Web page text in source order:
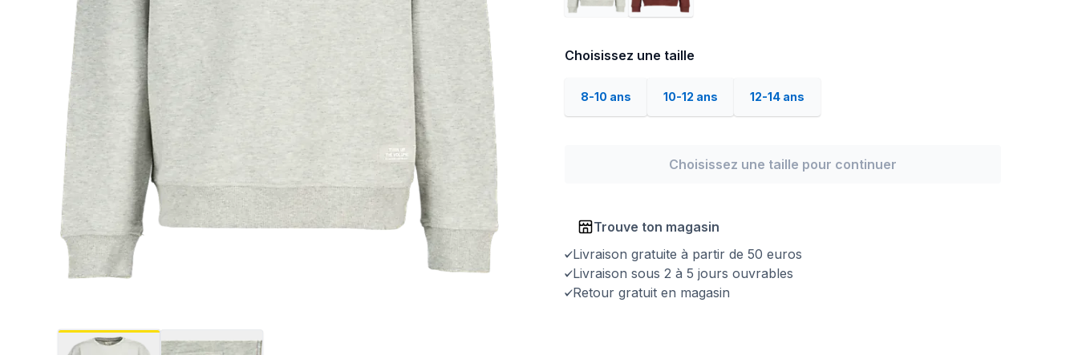
Choisissez une taille
8-10 ans 10-12 ans 12-14 ans
Choisissez une taille pour continuer
Trouve ton magasin
Livraison gratuite à partir de 50 euros
Livraison sous 2 à 5 jours ouvrables
Retour gratuit en magasin